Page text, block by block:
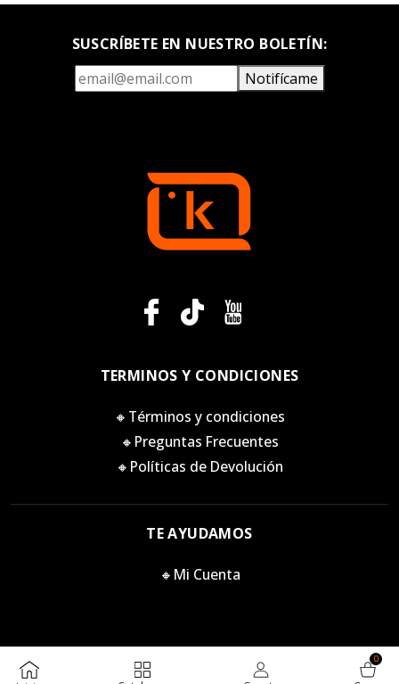
0
SUSCRÍBETE EN NUESTRO BOLETÍN:
Notifícame
TERMINOS Y CONDICIONES
🔸Términos y condiciones
🔸Preguntas Frecuentes
🔸Políticas de Devolución
TE AYUDAMOS
🔸Mi Cuenta
Killstore 2026. Todos los derechos reservados.